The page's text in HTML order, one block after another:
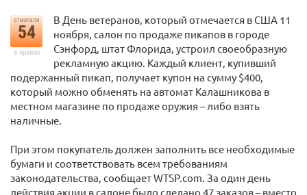
отметили
54
в архиве
В День ветеранов, который отмечается в США 11
ноября, салон по продаже пикапов в городе
Сэнфорд, штат Флорида, устроил своеобразную
рекламную акцию. Каждый клиент, купивший
подержанный пикап, получает купон на сумму $400,
который можно обменять на автомат Калашникова в
местном магазине по продаже оружия – либо взять
наличные.
При этом покупатель должен заполнить все необходимые
бумаги и соответствовать всем требованиям
законодательства, сообщает WTSP.com. За один день
действия акции в салоне было сделано 47 заказов – вместо